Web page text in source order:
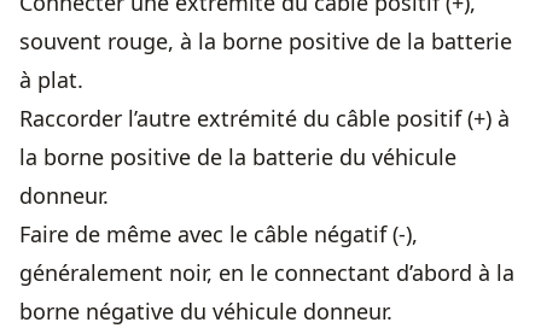
souvent rouge, à la borne positive de la batterie
à plat.
Raccorder l’autre extrémité du câble positif (+) à
la borne positive de la batterie du véhicule
donneur.
Faire de même avec le câble négatif (-),
généralement noir, en le connectant d’abord à la
borne négative du véhicule donneur.